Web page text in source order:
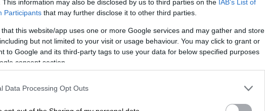
This information may also be disclosed by us to third parties on the IAB’s List of
Participants that may further disclose it to other third parties.
that this website/app uses one or more Google services and may gather and store
but not limited to your visit or usage behaviour. You may click to grant or
to Google and its third-party tags to use your data for below specified purposes
consent section.
Data Processing Opt Outs
την Προεδρία του ΣΥΡΙΖΑ ΠΣ,
με το καλό της Ελλάδας και της
αριστερής ηθικής και οράματος.